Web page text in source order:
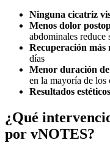
Ninguna cicatriz
Menos dolor
abdominales
Recuperación más
días
Menor duración
en la mayoría de los
Resultados
¿Qué
por vNOTES?